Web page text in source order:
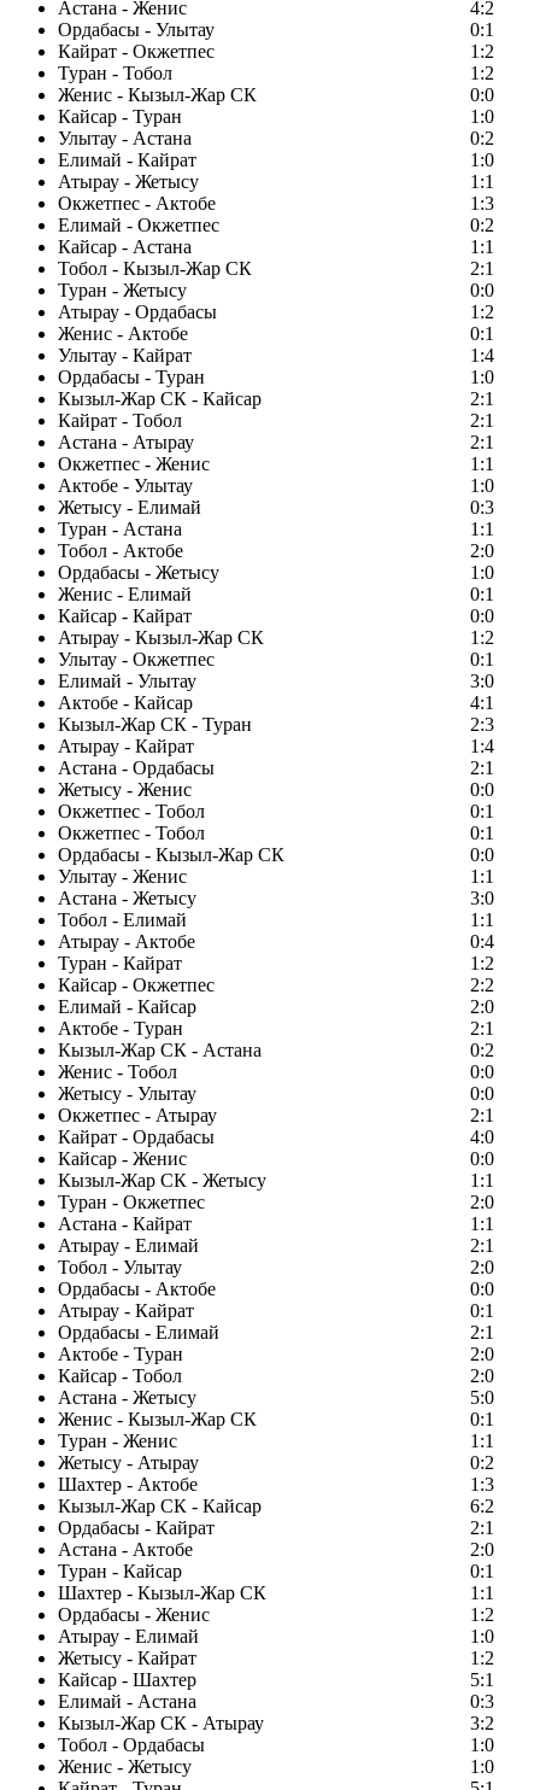
Астана - Женис
4:2
Ордабасы - Улытау
0:1
Кайрат - Окжетпес
1:2
Туран - Тобол
1:2
Женис - Кызыл-Жар СК
0:0
Кайсар - Туран
1:0
Улытау - Астана
0:2
Елимай - Кайрат
1:0
Атырау - Жетысу
1:1
Окжетпес - Актобе
1:3
Елимай - Окжетпес
0:2
Кайсар - Астана
1:1
Тобол - Кызыл-Жар СК
2:1
Туран - Жетысу
0:0
Атырау - Ордабасы
1:2
Женис - Актобе
0:1
Улытау - Кайрат
1:4
Ордабасы - Туран
1:0
Кызыл-Жар СК - Кайсар
2:1
Кайрат - Тобол
2:1
Астана - Атырау
2:1
Окжетпес - Женис
1:1
Актобе - Улытау
1:0
Жетысу - Елимай
0:3
Туран - Астана
1:1
Тобол - Актобе
2:0
Ордабасы - Жетысу
1:0
Женис - Елимай
0:1
Кайсар - Кайрат
0:0
Атырау - Кызыл-Жар СК
1:2
Улытау - Окжетпес
0:1
Елимай - Улытау
3:0
Актобе - Кайсар
4:1
Кызыл-Жар СК - Туран
2:3
Атырау - Кайрат
1:4
Астана - Ордабасы
2:1
Жетысу - Женис
0:0
Окжетпес - Тобол
0:1
Окжетпес - Тобол
0:1
Ордабасы - Кызыл-Жар СК
0:0
Улытау - Женис
1:1
Астана - Жетысу
3:0
Тобол - Елимай
1:1
Атырау - Актобе
0:4
Туран - Кайрат
1:2
Кайсар - Окжетпес
2:2
Елимай - Кайсар
2:0
Актобе - Туран
2:1
Кызыл-Жар СК - Астана
0:2
Женис - Тобол
0:0
Жетысу - Улытау
0:0
Окжетпес - Атырау
2:1
Кайрат - Ордабасы
4:0
Кайсар - Женис
0:0
Кызыл-Жар СК - Жетысу
1:1
Туран - Окжетпес
2:0
Астана - Кайрат
1:1
Атырау - Елимай
2:1
Тобол - Улытау
2:0
Ордабасы - Актобе
0:0
Атырау - Кайрат
0:1
Ордабасы - Елимай
2:1
Актобе - Туран
2:0
Кайсар - Тобол
2:0
Астана - Жетысу
5:0
Женис - Кызыл-Жар СК
0:1
Туран - Женис
1:1
Жетысу - Атырау
0:2
Шахтер - Актобе
1:3
Кызыл-Жар СК - Кайсар
6:2
Ордабасы - Кайрат
2:1
Астана - Актобе
2:0
Туран - Кайсар
0:1
Шахтер - Кызыл-Жар СК
1:1
Ордабасы - Женис
1:2
Атырау - Елимай
1:0
Жетысу - Кайрат
1:2
Кайсар - Шахтер
5:1
Елимай - Астана
0:3
Кызыл-Жар СК - Атырау
3:2
Тобол - Ордабасы
1:0
Женис - Жетысу
1:0